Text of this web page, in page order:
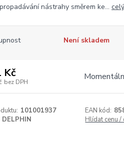
nástrahy směrem ke...
Není skladem
Kč
bez DPH
101001937 EAN kód:
DELPHIN Hlídat cenu